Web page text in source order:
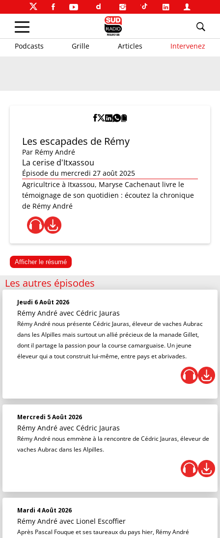
Podcasts Grille Articles Intervenez
Les escapades de Rémy
Par Rémy André
La cerise d'Itxassou
Épisode du mercredi 27 août 2025
Agricultrice à Itxassou, Maryse Cachenaut livre le
témoignage de son quotidien : écoutez la chronique
de Rémy André
Afficher le résumé
Les autres épisodes
Jeudi 6 Août 2026
Rémy André avec Cédric Jauras
Rémy André nous présente Cédric Jauras, éleveur de vaches Aubrac
dans les Alpilles mais surtout un allié précieux de la manade Gillet,
dont il partage la passion pour la course camarguaise. Un jeune
éleveur qui a tout construit lui-même, entre pays et abrivades.
Mercredi 5 Août 2026
Rémy André avec Cédric Jauras
Rémy André nous emmène à la rencontre de Cédric Jauras, éleveur de
vaches Aubrac dans les Alpilles.
Mardi 4 Août 2026
Rémy André avec Lionel Escoffier
Après Pascal Fouque et ses taureaux du pays hier, Rémy André